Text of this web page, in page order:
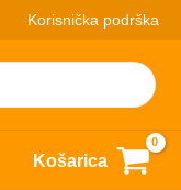
Korisnička podrška
Košarica